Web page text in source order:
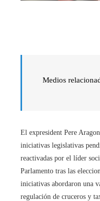
Medios
El expresident Pere
iniciativas legislativas
reactivadas por el líder
Parlamento tras las
iniciativas abordaron una
regulación de cruceros y